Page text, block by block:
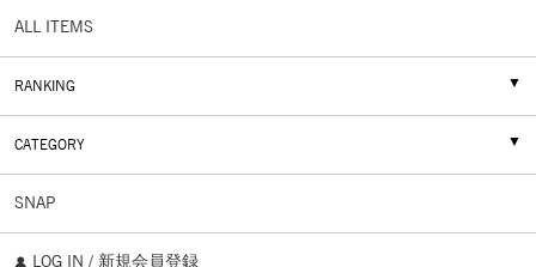
ALL ITEMS
RANKING
CATEGORY
SNAP
LOG IN / 新規会員登録